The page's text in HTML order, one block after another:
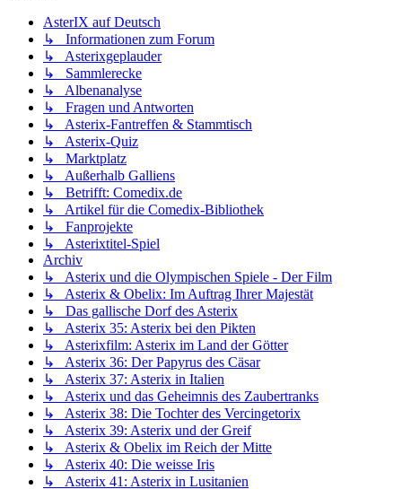
AsterIX auf Deutsch
↳ Informationen zum Forum
↳ Asterixgeplauder
↳ Sammlerecke
↳ Albenanalyse
↳ Fragen und Antworten
↳ Asterix-Fantreffen & Stammtisch
↳ Asterix-Quiz
↳ Marktplatz
↳ Außerhalb Galliens
↳ Betrifft: Comedix.de
↳ Artikel für die Comedix-Bibliothek
↳ Fanprojekte
↳ Asterixtitel-Spiel
Archiv
↳ Asterix und die Olympischen Spiele - Der Film
↳ Asterix & Obelix: Im Auftrag Ihrer Majestät
↳ Das gallische Dorf des Asterix
↳ Asterix 35: Asterix bei den Pikten
↳ Asterixfilm: Asterix im Land der Götter
↳ Asterix 36: Der Papyrus des Cäsar
↳ Asterix 37: Asterix in Italien
↳ Asterix und das Geheimnis des Zaubertranks
↳ Asterix 38: Die Tochter des Vercingetorix
↳ Asterix 39: Asterix und der Greif
↳ Asterix & Obelix im Reich der Mitte
↳ Asterix 40: Die weisse Iris
↳ Asterix 41: Asterix in Lusitanien